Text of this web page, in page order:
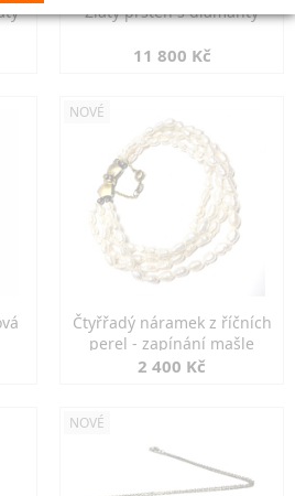
Zlatý prsten s diamanty
11 800 Kč
NOVÉ
Čtyřřadý náramek z říčních
perel - zapínání mašle
2 400 Kč
NOVÉ